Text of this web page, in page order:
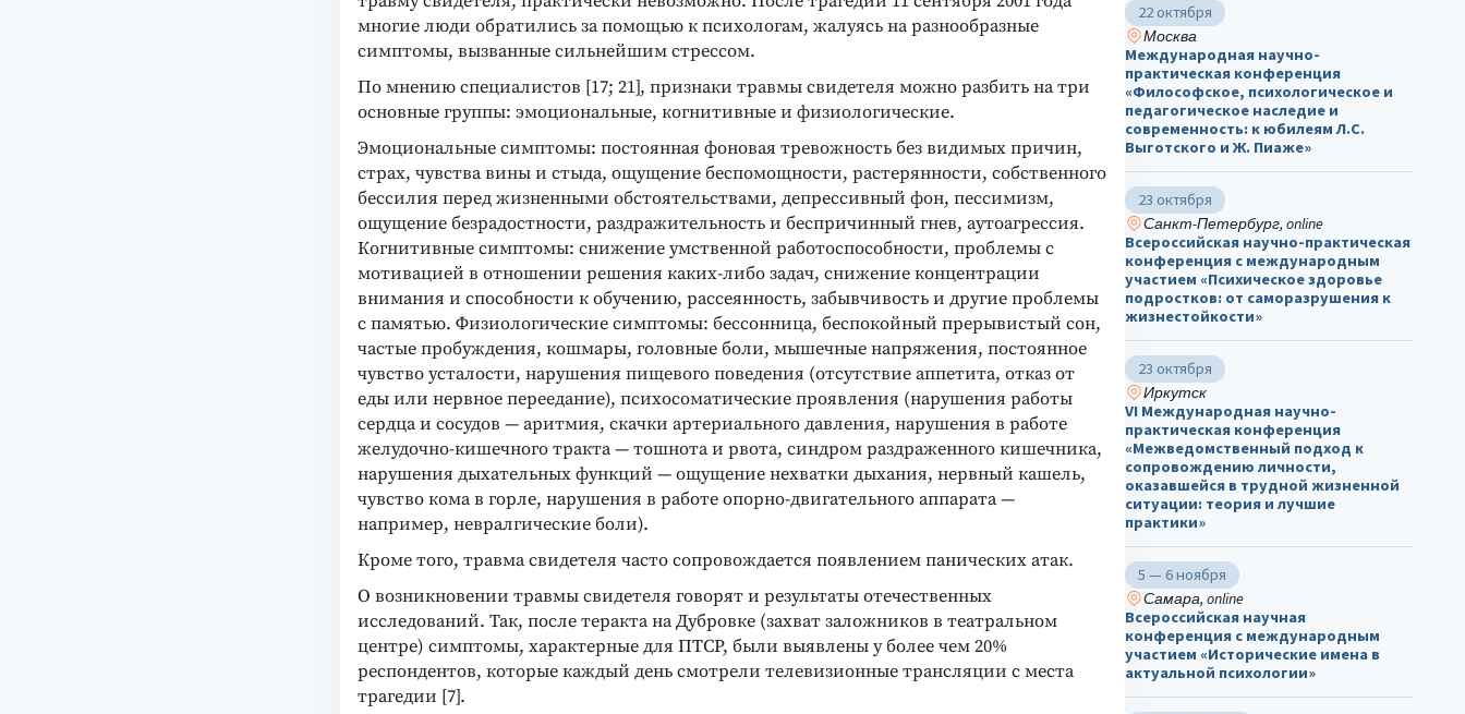
многие люди обратились за помощью к психологам, жалуясь на разнообразные
симптомы, вызванные сильнейшим стрессом.
По мнению специалистов [17; 21], признаки травмы свидетеля можно разбить на три
основные группы: эмоциональные, когнитивные и физиологические.
Эмоциональные симптомы: постоянная фоновая тревожность без видимых причин,
страх, чувства вины и стыда, ощущение беспомощности, растерянности, собственного
бессилия перед жизненными обстоятельствами, депрессивный фон, пессимизм,
ощущение безрадостности, раздражительность и беспричинный гнев, аутоагрессия.
Когнитивные симптомы: снижение умственной работоспособности, проблемы с
мотивацией в отношении решения каких-либо задач, снижение концентрации
внимания и способности к обучению, рассеянность, забывчивость и другие проблемы
с памятью. Физиологические симптомы: бессонница, беспокойный прерывистый сон,
частые пробуждения, кошмары, головные боли, мышечные напряжения, постоянное
чувство усталости, нарушения пищевого поведения (отсутствие аппетита, отказ от
еды или нервное переедание), психосоматические проявления (нарушения работы
сердца и сосудов — аритмия, скачки артериального давления, нарушения в работе
желудочно-кишечного тракта — тошнота и рвота, синдром раздраженного кишечника,
нарушения дыхательных функций — ощущение нехватки дыхания, нервный кашель,
чувство кома в горле, нарушения в работе опорно-двигательного аппарата —
например, невралгические боли).
Кроме того, травма свидетеля часто сопровождается появлением панических атак.
О возникновении травмы свидетеля говорят и результаты отечественных
исследований. Так, после теракта на Дубровке (захват заложников в театральном
центре) симптомы, характерные для ПТСР, были выявлены у более чем 20%
респондентов, которые каждый день смотрели телевизионные трансляции с места
трагедии [7].
22 октября
Москва
Международная научно-
практическая конференция
«Философское, психологическое и
педагогическое наследие и
современность: к юбилеям Л.С.
Выготского и Ж. Пиаже»
23 октября
Санкт-Петербург, online
Всероссийская научно-практическая
конференция с международным
участием «Психическое здоровье
подростков: от саморазрушения к
жизнестойкости»
23 октября
Иркутск
VI Международная научно-
практическая конференция
«Межведомственный подход к
сопровождению личности,
оказавшейся в трудной жизненной
ситуации: теория и лучшие
практики»
5 — 6 ноября
Самара, online
Всероссийская научная
конференция с международным
участием «Исторические имена в
актуальной психологии»